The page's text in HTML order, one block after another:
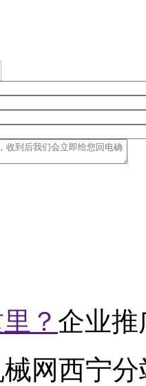
？ 企业推
网西宁